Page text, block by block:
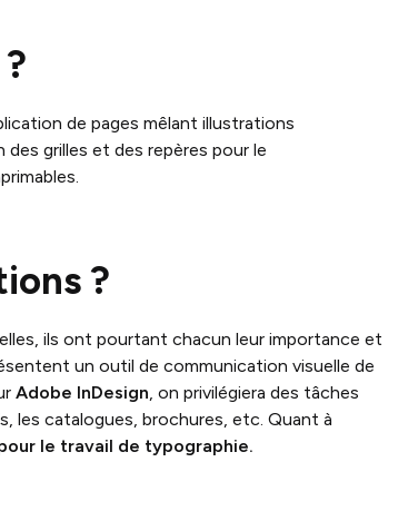
de pages mêlant illustrations
grilles et des repères pour le
?
ils ont pourtant chacun leur importance et
un outil de communication visuelle de
Adobe InDesign, on privilégiera des tâches
les catalogues, brochures, etc. Quant à
le travail de typographie.